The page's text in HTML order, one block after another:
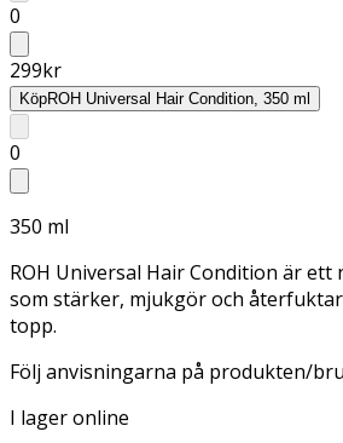
0
299kr
KöpROH Universal Hair Condition, 350 ml
0
350 ml
ROH Universal Hair Condition är
som stärker, mjukgör och
topp.
Följ anvisningarna på produkten/
I lager online